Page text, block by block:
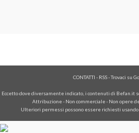
CONTATTI - RSS-Trovaci su
Eccetto dove diversamente indicato, i contenuti di Befan.it
Attribuzione - Non commerciale - Non opere
Ulteriori permessi possono essere richiesti